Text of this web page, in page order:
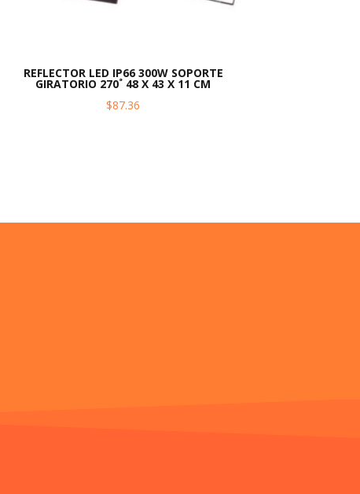
REFLECTOR LED IP66 300W SOPORTE
GIRATORIO 270˚ 48 X 43 X 11 CM
$87.36